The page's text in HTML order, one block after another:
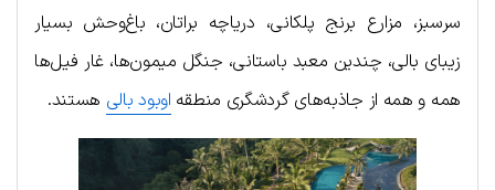
سرسبز، مزارع برنج پلکانی، دریاچه براتان، باغ‌وحش بسیار
زیبای بالی، چندین معبد باستانی، جنگل میمون‌ها، غار فیل‌ها
همه و همه از جاذبه‌های گردشگری منطقه اوبود بالی هستند.